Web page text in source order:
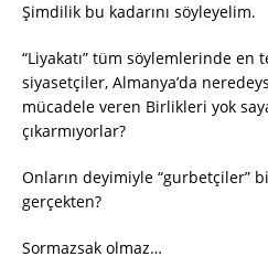
Şimdilik bu kadarını söyleyelim.
“Liyakatı” tüm söylemlerinde en
siyasetçiler, Almanya’da
mücadele veren Birlikleri yok
çıkarmıyorlar?
Onların deyimiyle “gurbetçiler”
gerçekten?
Sormazsak olmaz…